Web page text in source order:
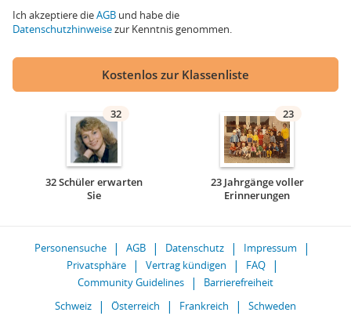
Ich akzeptiere dieAGB und habe die
Datenschutzhinweisezur Kenntnis genommen.
Kostenlos zur Klassenliste
32
32 Schüler erwarten
Sie
23
23 Jahrgänge voller
Erinnerungen
Personensuche AGB Datenschutz
Impressum
Privatsphäre
Vertrag kündigen
FAQ
Community Guidelines
Barrierefreiheit
Schweiz
Österreich Frankreich Schweden